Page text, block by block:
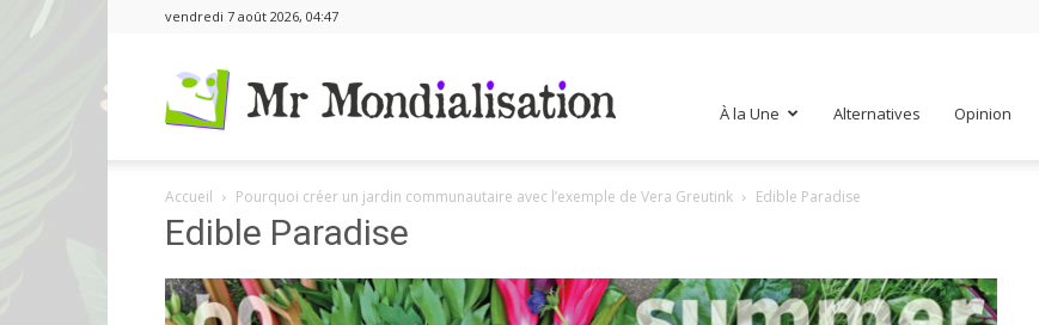
vendredi 7 août 2026, 04:47
À la Une Alternatives Opinion
Accueil Pourquoi créer un jardin communautaire avec l’exemple de Vera Greutink Edible Paradise
Edible Paradise